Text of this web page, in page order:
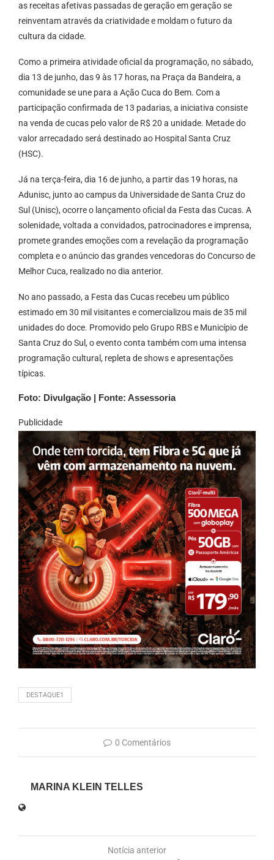
as receitas afetivas passadas de geração em geração se
reinventam através da criatividade e moldam o futuro da
cultura da cidade.
Como a primeira atividade oficial da programação, no sábado,
dia 13 de junho, das 9 às 17 horas, na Praça da Bandeira, a
comunidade se une para a Ação Cuca do Bem. Com a
participação confirmada de 13 padarias, a iniciativa consiste
na venda de cucas pelo valor de R$ 20 a unidade. Metade do
valor arrecadado será destinado ao Hospital Santa Cruz
(HSC).
Já na terça-feira, dia 16 de junho, a partir das 19 horas, na
Adunisc, junto ao campus da Universidade de Santa Cruz do
Sul (Unisc), ocorre o lançamento oficial da Festa das Cucas. A
solenidade, voltada a convidados, patrocinadores e imprensa,
promete grandes emoções com a revelação da programação
completa e o anúncio das grandes vencedoras do Concurso de
Melhor Cuca, realizado no dia anterior.
No ano passado, a Festa das Cucas recebeu um público
estimado em 30 mil visitantes e comercializou mais de 35 mil
unidades do doce. Promovido pelo Grupo RBS e Município de
Santa Cruz do Sul, o evento conta também com uma intensa
programação cultural, repleta de shows e apresentações
típicas.
Foto: Divulgação | Fonte: Assessoria
Publicidade
DESTAQUE1
0 Comentários
MARINA KLEIN TELLES
Notícia anterior